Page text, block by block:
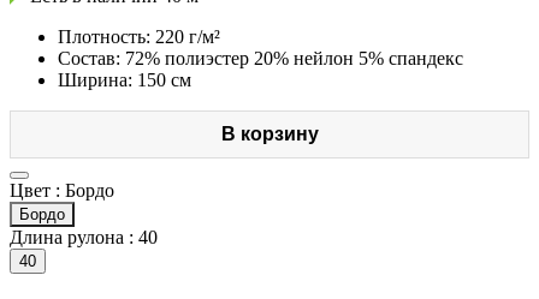
Плотность: 220 г/м²
Состав: 72% полиэстер 20% нейлон 5% спандекс
Ширина: 150 см
В корзину
Цвет : Бордо
Бордо
Длина рулона : 40
40